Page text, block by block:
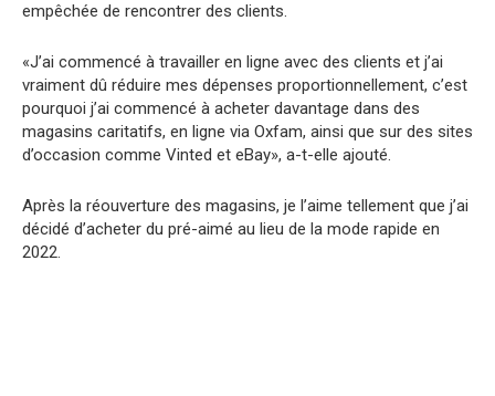
empêchée de rencontrer des clients.
«J’ai commencé à travailler en ligne avec des clients et j’ai
vraiment dû réduire mes dépenses proportionnellement, c’est
pourquoi j’ai commencé à acheter davantage dans des
magasins caritatifs, en ligne via Oxfam, ainsi que sur des sites
d’occasion comme Vinted et eBay», a-t-elle ajouté.
Après la réouverture des magasins, je l’aime tellement que j’ai
décidé d’acheter du pré-aimé au lieu de la mode rapide en
2022.